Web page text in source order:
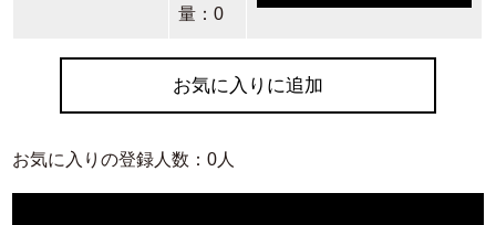
量：0
お気に入りに追加
お気に入りの登録人数：0人